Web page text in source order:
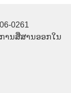
0261
ານສື່ສານອອກໃນ